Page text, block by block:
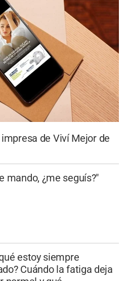
de Viví Mejor de
mando, ¿me seguís?"
estoy siempre
Cuándo la fatiga deja